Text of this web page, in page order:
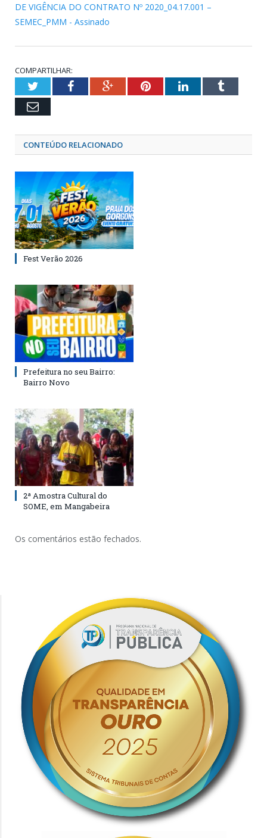
DE VIGÊNCIA DO CONTRATO Nº 2020_04.17.001 –
SEMEC_PMM - Assinado
COMPARTILHAR:
TwitterFacebookGoogle+PinterestLinkedInTumblr
Email
CONTEÚDO RELACIONADO
Fest Verão 2026
Prefeitura no seu Bairro:
Bairro Novo
2ª Amostra Cultural do
SOME, em Mangabeira
Os comentários estão fechados.